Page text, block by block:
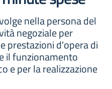
nella persona del
negoziale per
prestazioni d'opera di
il funzionamento
e per la realizzazione